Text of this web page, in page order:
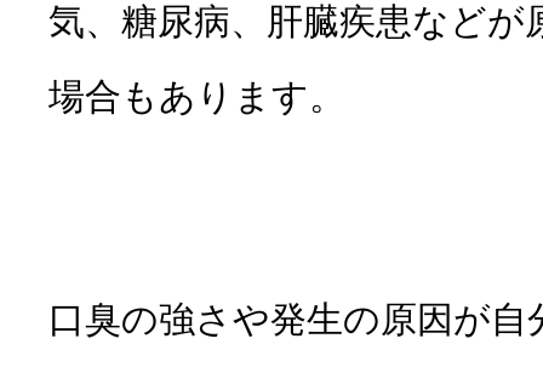
気、糖尿病、肝臓疾患などが
場合もあります。
口臭の強さや発生の原因が